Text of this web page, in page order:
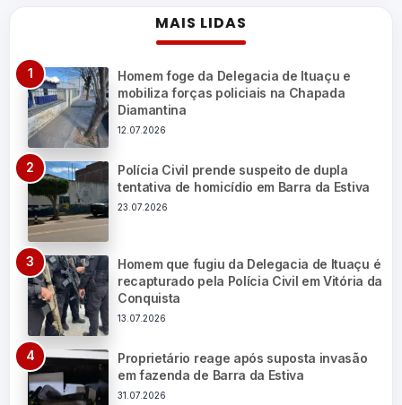
MAIS LIDAS
Homem foge da Delegacia de Ituaçu e
mobiliza forças policiais na Chapada
Diamantina
12.07.2026
Polícia Civil prende suspeito de dupla
tentativa de homicídio em Barra da Estiva
23.07.2026
Homem que fugiu da Delegacia de Ituaçu é
recapturado pela Polícia Civil em Vitória da
Conquista
13.07.2026
Proprietário reage após suposta invasão
em fazenda de Barra da Estiva
31.07.2026